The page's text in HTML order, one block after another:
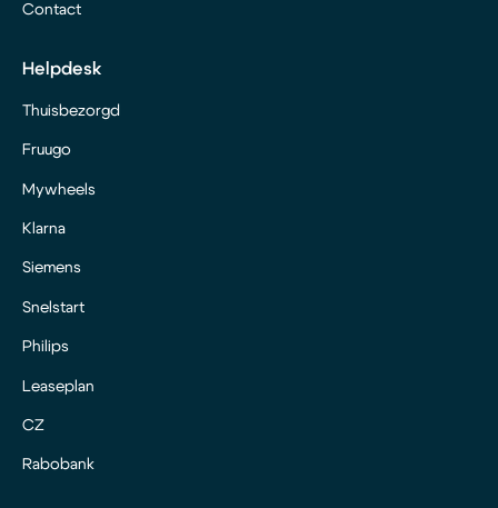
Contact
Helpdesk
Thuisbezorgd
Fruugo
Mywheels
Klarna
Siemens
Snelstart
Philips
Leaseplan
CZ
Rabobank